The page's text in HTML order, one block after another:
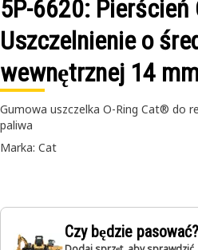
5P-6620: Pierścień
Uszczelnienie o
wewnętrznej 14
Gumowa uszczelka O-Ring Cat® do
paliwa
Marka: Cat
Czy będzie pasować?